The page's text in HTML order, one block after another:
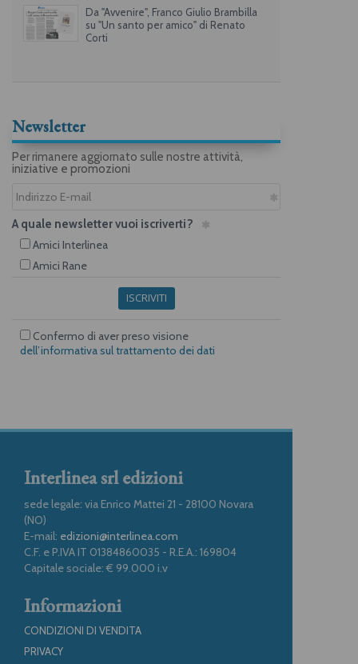
Da "Avvenire", Franco Giulio Brambilla
su "Un santo per amico" di Renato
Corti
Newsletter
Per rimanere aggiornato sulle nostre attività,
iniziative e promozioni
A quale newsletter vuoi iscriverti?
Amici Interlinea
Amici Rane
ISCRIVITI
Confermo di aver preso visione
dell’informativa sul trattamento dei dati
Interlinea srl edizioni
sede legale: via Enrico Mattei 21 - 28100 Novara
(NO)
E-mail: edizioni@interlinea.com
C.F. e P.IVA IT 01384860035 - R.E.A.: 169804
Capitale sociale: € 99.000 i.v
Informazioni
CONDIZIONI DI VENDITA
PRIVACY